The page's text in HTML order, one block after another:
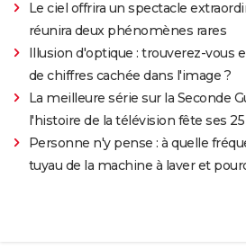
Le ciel offrira un spectacle
réunira deux phénomènes rares
Illusion d'optique : trouverez-vous
de chiffres cachée dans l'image ?
La meilleure série sur la Seconde
l'histoire de la télévision fête ses
Personne n'y pense : à quelle
tuyau de la machine à laver et